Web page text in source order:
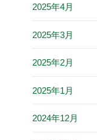
2025年4月
2025年3月
2025年2月
2025年1月
2024年12月